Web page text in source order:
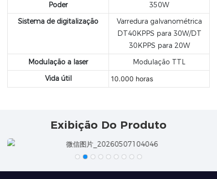
Poder
350W
Sistema de digitalização
Varredura galvanométrica
DT40KPPS para 30W/DT
30KPPS para 20W
Modulação a laser
Modulação TTL
Vida útil
10.000 horas
Exibição Do Produto